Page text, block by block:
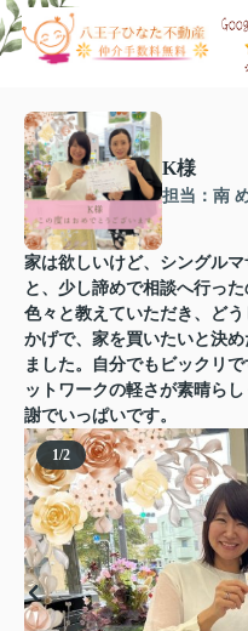
K様
担当：南
家は欲しいけど、シングル
と、少し諦めで相談へ行っ
色々と教えていただき、ど
かげで、家を買いたいと決
ました。自分でもビックリ
ットワークの軽さが素晴ら
謝でいっぱいです。
1/2